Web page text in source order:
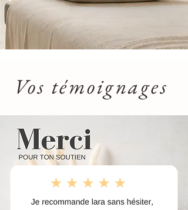
Vos témoignages